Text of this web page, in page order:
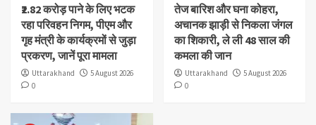
₹2.82 करोड़ पाने के लिए भटक
रहा परिवहन निगम, पीएम और
गृह मंत्री के कार्यक्रमों से जुड़ा
प्रकरण, जानें पूरा मामला
Uttarakhand
5 August 2026
0
तेज बारिश और घना कोहरा,
अचानक झाड़ी से निकला जंगल
का शिकारी, ले ली 48 साल की
कमला की जान
Uttarakhand
5 August 2026
0